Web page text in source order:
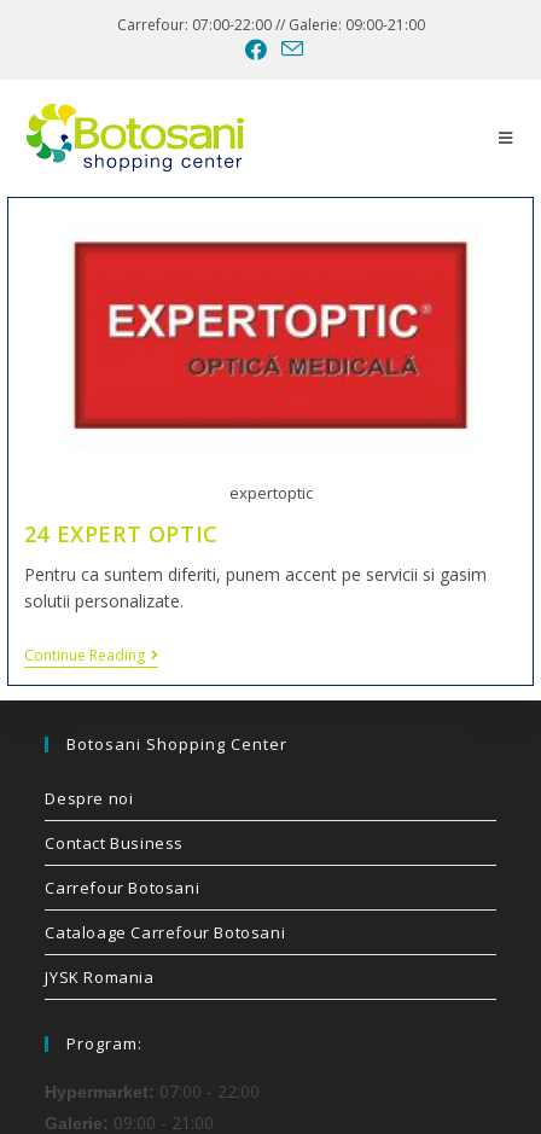
Carrefour: 07:00-22:00 // Galerie: 09:00-21:00
expertoptic
24 EXPERT OPTIC
Pentru ca suntem diferiti, punem accent pe servicii si gasim
solutii personalizate.
Continue Reading
Botosani Shopping Center
Despre noi
Contact Business
Carrefour Botosani
Cataloage Carrefour Botosani
JYSK Romania
Program:
Hypermarket: 07:00 - 22:00
Galerie: 09:00 - 21:00